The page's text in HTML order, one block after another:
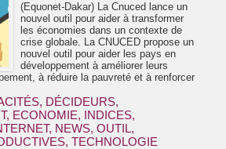
(Equonet-Dakar) La Cnuced lance un
nouvel outil pour aider à transformer
les économies dans un contexte de
crise globale. La CNUCED propose un
nouvel outil pour aider les pays en
développement à améliorer leurs
à réduire la pauvreté et à renforcer
, DÉCIDEURS,
, ECONOMIE, INDICES,
, NEWS, OUTIL,
, TECHNOLOGIE